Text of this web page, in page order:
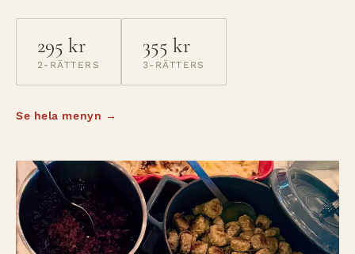
295 kr
2-RÄTTERS
355 kr
3-RÄTTERS
Se hela menyn →